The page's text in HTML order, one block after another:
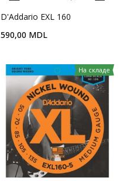
D'Addario EXL 160
590,00 MDL
На складе